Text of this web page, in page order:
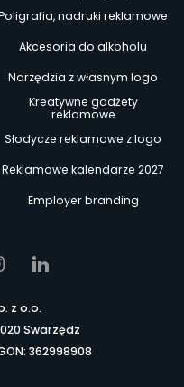
nadruki reklamowe
Akcesoria do alkoholu
Narzędzia z własnym logo
Kreatywne gadżety
reklamowe
Słodycze reklamowe z logo
Reklamowe kalendarze 2027
Employer branding
z o.o.
Swarzędz
362998908